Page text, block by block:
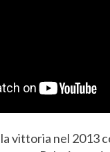
vittoria nel 2013